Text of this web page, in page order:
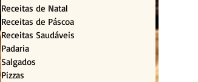
Receitas de Natal
Receitas de Páscoa
Receitas Saudáveis
Padaria
Salgados
Pizzas